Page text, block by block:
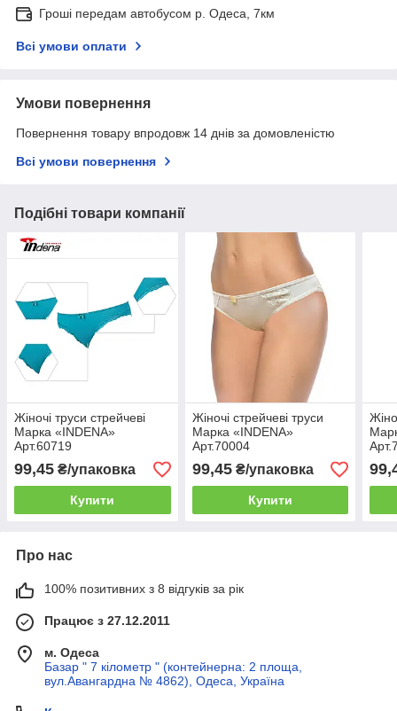
Гроші передам автобусом р. Одеса, 7км
Всі умови оплати
Умови повернення
Повернення товару впродовж 14 днів за домовленістю
Всі умови повернення
Подібні товари компанії
Жіночі труси стрейчеві
Марка «INDENA»
Арт.60719
99,45 ₴/упаковка
Купити
Жіночі стрейчеві труси
Марка «INDENA»
Арт.70004
99,45₴/упаковка
Купити
Про нас
100% позитивних з 8 відгуків за рік
Працює з 27.12.2011
м. Одеса
Базар " 7 кілометр " (контейнерна: 2 площа,
вул.Авангардна № 4862), Одеса, Україна